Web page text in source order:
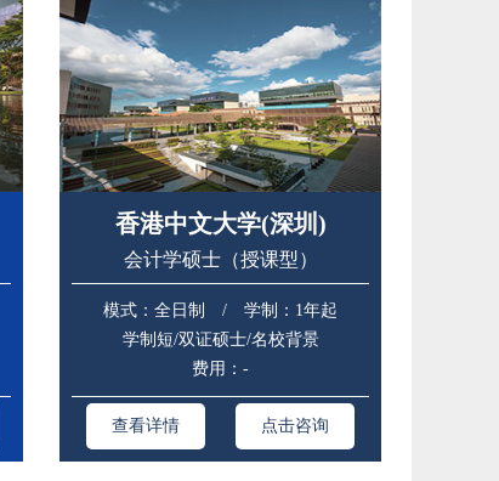
香港中文大学(深圳)
会计学硕士（授课型）
模式：全日制 / 学制：1年起
学制短/双证硕士/名校背景
费用：-
查看详情 点击咨询